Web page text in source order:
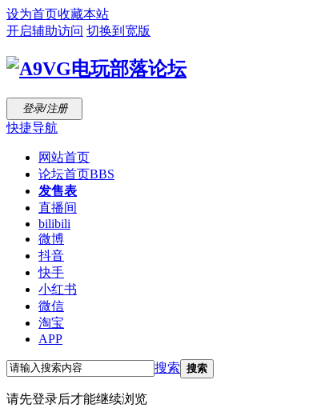
设为首页收藏本站
开启辅助访问 切换到宽版
登录/注册
快捷导航
网站首页
论坛首页BBS
发售表
直播间
bilibili
微博
抖音
快手
小红书
微信
淘宝
APP
搜索 搜索
请先登录后才能继续浏览